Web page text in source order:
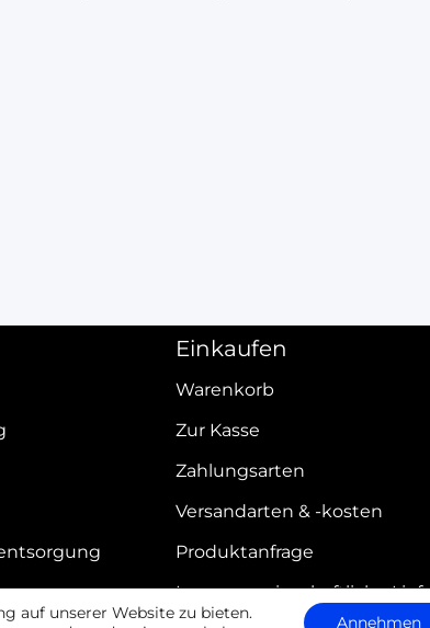
Einkaufen
Warenkorb
Zur Kasse
Zahlungsarten
Versandarten & -kosten
Produktanfrage
Innergemeinschaftliche
auf unserer Website zu bieten.
Annehmen